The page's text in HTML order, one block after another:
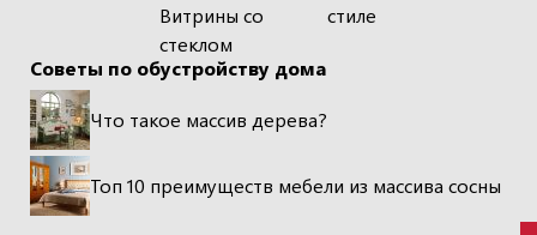
Витрины со
стеклом
стиле
Советы по обустройству дома
Что такое массив дерева?
Топ 10 преимуществ мебели из массива сосны